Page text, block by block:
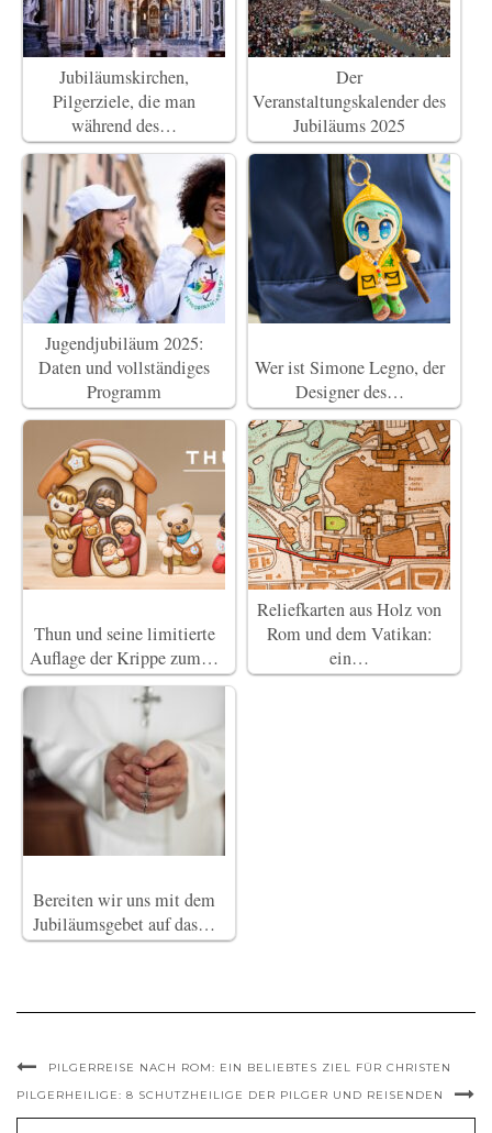
Jubiläumskirchen,
Pilgerziele, die man
während des…
Der
Veranstaltungskalender des
Jubiläums 2025
Jugendjubiläum 2025:
Daten und vollständiges
Programm
Wer ist Simone Legno, der
Designer des…
Thun und seine limitierte
Auflage der Krippe zum…
Reliefkarten aus Holz von
Rom und dem Vatikan:
ein…
Bereiten wir uns mit dem
Jubiläumsgebet auf das…
PILGERREISE NACH ROM: EIN BELIEBTES ZIEL FÜR CHRISTEN
PILGERHEILIGE: 8 SCHUTZHEILIGE DER PILGER UND REISENDEN